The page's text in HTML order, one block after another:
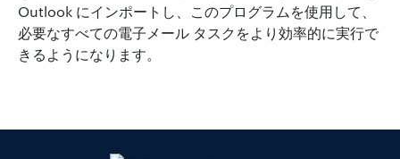
Outlook にインポートし、このプログラムを使用して、
必要なすべての電子メール タスクをより効率的に実行で
きるようになります。